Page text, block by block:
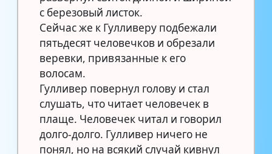
с березовый листок.
Сейчас же к Гулливеру подбежали
пятьдесят человечков и обрезали
веревки, привязанные к его
волосам.
Гулливер повернул голову и стал
слушать, что читает человечек в
плаще. Человечек читал и говорил
долго-долго. Гулливер ничего не
понял, но на всякий случай кивнул